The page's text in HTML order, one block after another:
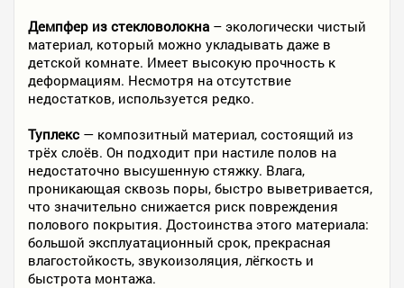
Демпфер из стекловолокна – экологически чистый
материал, который можно укладывать даже в
детской комнате. Имеет высокую прочность к
деформациям. Несмотря на отсутствие
недостатков, используется редко.
Туплекс — композитный материал, состоящий из
трёх слоёв. Он подходит при настиле полов на
недостаточно высушенную стяжку. Влага,
проникающая сквозь поры, быстро выветривается,
что значительно снижается риск повреждения
полового покрытия. Достоинства этого материала:
большой эксплуатационный срок, прекрасная
влагостойкость, звукоизоляция, лёгкость и
быстрота монтажа.